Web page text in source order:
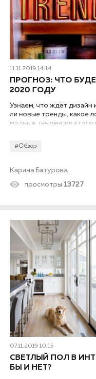
11.11.2019 14:14
#Обзор
ПРОГНОЗ: ЧТО
2020 ГОДУ
Узнаем, что ждёт дизайн
ли новые тренды, какое
модные тенденции этого
Карина Батурова
просмотры 13727
07.11.2019 10:15
СВЕТЛЫЙ ПОЛ В
БЫ И НЕТ?